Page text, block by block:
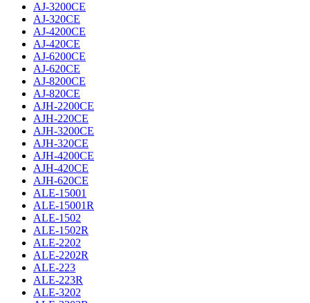
AJ-3200CE
AJ-320CE
AJ-4200CE
AJ-420CE
AJ-6200CE
AJ-620CE
AJ-8200CE
AJ-820CE
AJH-2200CE
AJH-220CE
AJH-3200CE
AJH-320CE
AJH-4200CE
AJH-420CE
AJH-620CE
ALE-15001
ALE-15001R
ALE-1502
ALE-1502R
ALE-2202
ALE-2202R
ALE-223
ALE-223R
ALE-3202